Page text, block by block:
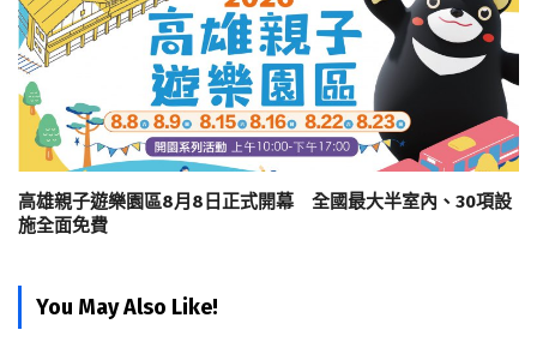
高雄親子遊樂園區8月8日正式開幕 全國最大半室內、30項設
施全面免費
You May Also Like!